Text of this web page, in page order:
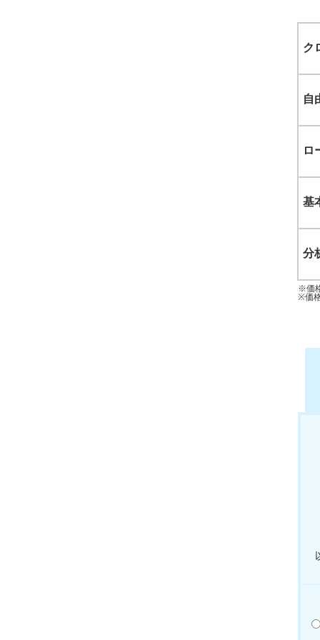
ク
自
ロ
基
分
※価
※価